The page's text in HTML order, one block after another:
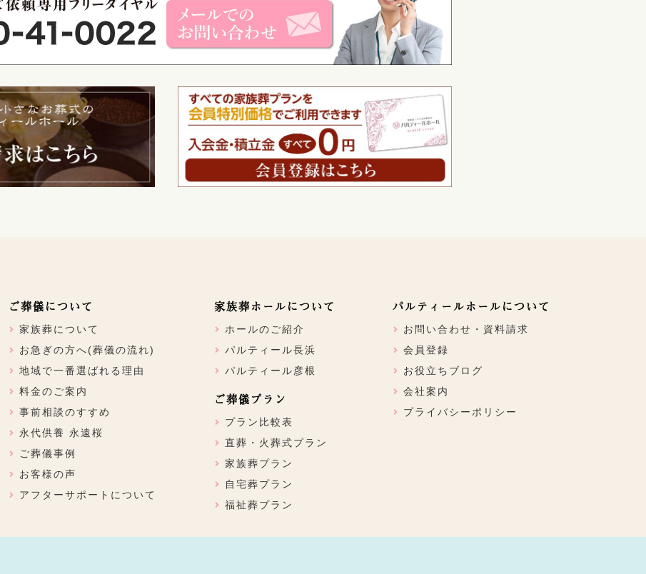
ご葬儀について
家族葬について
お急ぎの方へ(葬儀の流れ)
地域で一番選ばれる理由
料金のご案内
事前相談のすすめ
永代供養 永遠桜
ご葬儀事例
お客様の声
アフターサポートについて
家族葬ホールについて
ホールのご紹介
パルティール長浜
パルティール彦根
ご葬儀プラン
プラン比較表
直葬・火葬式プラン
家族葬プラン
自宅葬プラン
福祉葬プラン
パルティールホールについて
お問い合わせ・資料請求
会員登録
お役立ちブログ
会社案内
プライバシーポリシー